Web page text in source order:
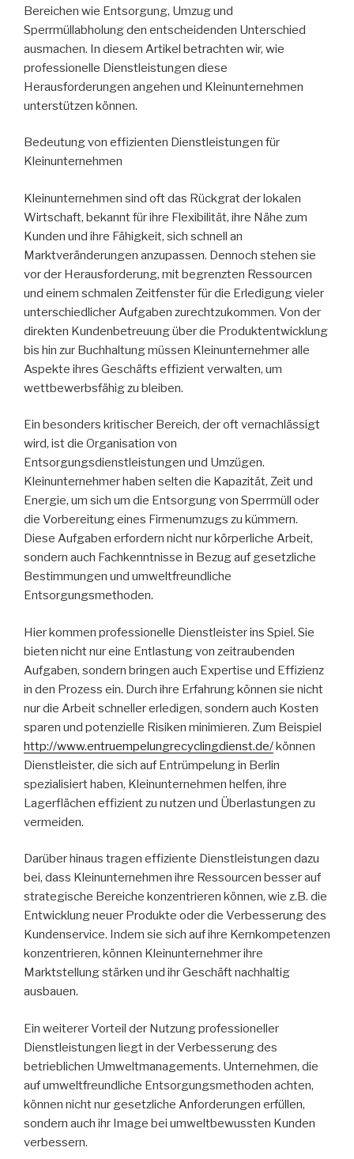
Bereichen wie Entsorgung, Umzug und
Sperrmüllabholung den entscheidenden Unterschied
ausmachen. In diesem Artikel betrachten wir, wie
professionelle Dienstleistungen diese
Herausforderungen angehen und Kleinunternehmen
unterstützen können.
Bedeutung von effizienten Dienstleistungen für
Kleinunternehmen
Kleinunternehmen sind oft das Rückgrat der lokalen
Wirtschaft, bekannt für ihre Flexibilität, ihre Nähe zum
Kunden und ihre Fähigkeit, sich schnell an
Marktveränderungen anzupassen. Dennoch stehen sie
vor der Herausforderung, mit begrenzten Ressourcen
und einem schmalen Zeitfenster für die Erledigung vieler
unterschiedlicher Aufgaben zurechtzukommen. Von der
direkten Kundenbetreuung über die Produktentwicklung
bis hin zur Buchhaltung müssen Kleinunternehmer alle
Aspekte ihres Geschäfts effizient verwalten, um
wettbewerbsfähig zu bleiben.
Ein besonders kritischer Bereich, der oft vernachlässigt
wird, ist die Organisation von
Entsorgungsdienstleistungen und Umzügen.
Kleinunternehmer haben selten die Kapazität, Zeit und
Energie, um sich um die Entsorgung von Sperrmüll oder
die Vorbereitung eines Firmenumzugs zu kümmern.
Diese Aufgaben erfordern nicht nur körperliche Arbeit,
sondern auch Fachkenntnisse in Bezug auf gesetzliche
Bestimmungen und umweltfreundliche
Entsorgungsmethoden.
Hier kommen professionelle Dienstleister ins Spiel. Sie
bieten nicht nur eine Entlastung von zeitraubenden
Aufgaben, sondern bringen auch Expertise und Effizienz
in den Prozess ein. Durch ihre Erfahrung können sie nicht
nur die Arbeit schneller erledigen, sondern auch Kosten
sparen und potenzielle Risiken minimieren. Zum Beispiel
http://www.entruempelungrecyclingdienst.de/können
Dienstleister, die sich auf Entrümpelung in Berlin
spezialisiert haben, Kleinunternehmen helfen, ihre
Lagerflächen effizient zu nutzen und Überlastungen zu
vermeiden.
Darüber hinaus tragen effiziente Dienstleistungen dazu
bei, dass Kleinunternehmen ihre Ressourcen besser auf
strategische Bereiche konzentrieren können, wie z.B. die
Entwicklung neuer Produkte oder die Verbesserung des
Kundenservice. Indem sie sich auf ihre Kernkompetenzen
konzentrieren, können Kleinunternehmer ihre
Marktstellung stärken und ihr Geschäft nachhaltig
ausbauen.
Ein weiterer Vorteil der Nutzung professioneller
Dienstleistungen liegt in der Verbesserung des
betrieblichen Umweltmanagements. Unternehmen, die
auf umweltfreundliche Entsorgungsmethoden achten,
können nicht nur gesetzliche Anforderungen erfüllen,
sondern auch ihr Image bei umweltbewussten Kunden
verbessern.